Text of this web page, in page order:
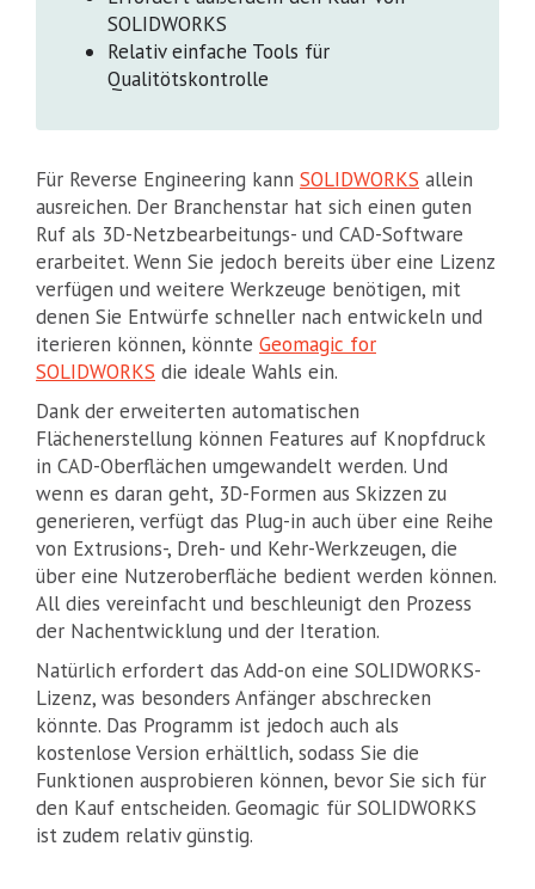
SOLIDWORKS
Relativ einfache Tools für
Qualitötskontrolle
Für Reverse Engineering kann SOLIDWORKS allein
ausreichen. Der Branchenstar hat sich einen guten
Ruf als 3D-Netzbearbeitungs- und CAD-Software
erarbeitet. Wenn Sie jedoch bereits über eine Lizenz
verfügen und weitere Werkzeuge benötigen, mit
denen Sie Entwürfe schneller nach entwickeln und
iterieren können, könnte Geomagic for
SOLIDWORKS die ideale Wahls ein.
Dank der erweiterten automatischen
Flächenerstellung können Features auf Knopfdruck
in CAD-Oberflächen umgewandelt werden. Und
wenn es daran geht, 3D-Formen aus Skizzen zu
generieren, verfügt das Plug-in auch über eine Reihe
von Extrusions-, Dreh- und Kehr-Werkzeugen, die
über eine Nutzeroberfläche bedient werden können.
All dies vereinfacht und beschleunigt den Prozess
der Nachentwicklung und der Iteration.
Natürlich erfordert das Add-on eine SOLIDWORKS-
Lizenz, was besonders Anfänger abschrecken
könnte. Das Programm ist jedoch auch als
kostenlose Version erhältlich, sodass Sie die
Funktionen ausprobieren können, bevor Sie sich für
den Kauf entscheiden. Geomagic für SOLIDWORKS
ist zudem relativ günstig.